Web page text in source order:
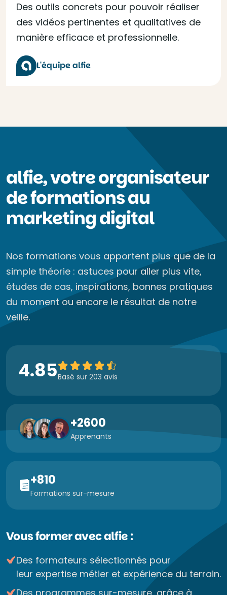
Des outils concrets pour pouvoir réaliser
des vidéos pertinentes et qualitatives de
manière efficace et professionnelle.
L'équipe alfie
alfie, votre organisateur
de formations au
marketing digital
Nos formations vous apportent plus que de la
simple théorie : astuces pour aller plus vite,
études de cas, inspirations, bonnes pratiques
du moment ou encore le résultat de notre
veille.
4.85Basé sur 203 avis
+2600
Apprenants
+810
Formations sur-mesure
Vous former avec alfie :
Des formateurs sélectionnés pour
leur expertise métier et expérience du terrain.